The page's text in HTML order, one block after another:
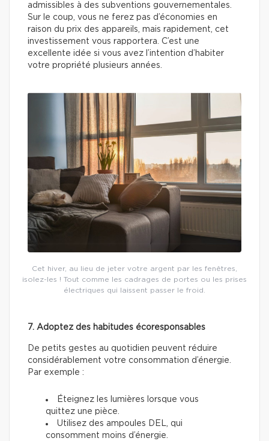
admissibles à des subventions gouvernementales.
Sur le coup, vous ne ferez pas d’économies en
raison du prix des appareils, mais rapidement, cet
investissement vous rapportera. C’est une
excellente idée si vous avez l’intention d’habiter
votre propriété plusieurs années.
Cet hiver, au lieu de jeter votre argent par les fenêtres,
isolez-les ! Tout comme les cadrages de portes ou les prises
électriques qui laissent passer le froid.
7. Adoptez des habitudes écoresponsables
De petits gestes au quotidien peuvent réduire
considérablement votre consommation d’énergie.
Par exemple :
Éteignez les lumières lorsque vous
quittez une pièce.
Utilisez des ampoules DEL, qui
consomment moins d’énergie.